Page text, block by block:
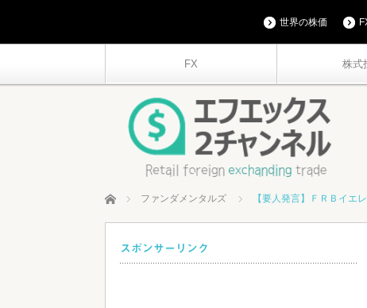
FX 株式
世界の株価
ホーム ファンダメンタルズ 【要人発言】ＦＲＢイエ
スポンサーリンク